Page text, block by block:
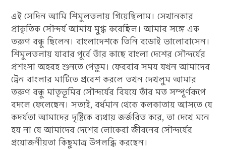
এই সেদিন আমি শিমুলতলায় গিয়েছিলাম। সেখানকার
প্রাকৃতিক সৌন্দর্য আমায় মুগ্ধ করেছিল। আমার সঙ্গে এক
তরুণ বন্ধু ছিলেন। বাংলাদেশকে তিনি বড়োই ভালোবাসেন।
শিমুলতলায় যাবার পূর্বে তাঁর কাছে বাংলা দেশের সৌন্দর্যের
প্রশংসা অহরহ শুনতে পেতুম। ফেরবার সময় যখন আমাদের
ট্রেন বাংলার মাটিতে প্রবেশ করলে তখন দেখলুম আমার
তরুণ বন্ধু মাতৃভূমির সৌন্দর্যের বিষয়ে তাঁর মত সম্পূর্ণরূপে
বদলে ফেলেছেন। সত্যই, বর্ধমান থেকে কলকাতায় আসতে যে
কদর্যতা আমাদের দৃষ্টিকে ব্যথায় জর্জরিত করে, তা দেখে মনে
হয় না যে আমাদের দেশের লোকেরা জীবনের সৌন্দর্যের
প্রয়োজনীয়তা কিছুমাত্র উপলব্ধি করছেন।